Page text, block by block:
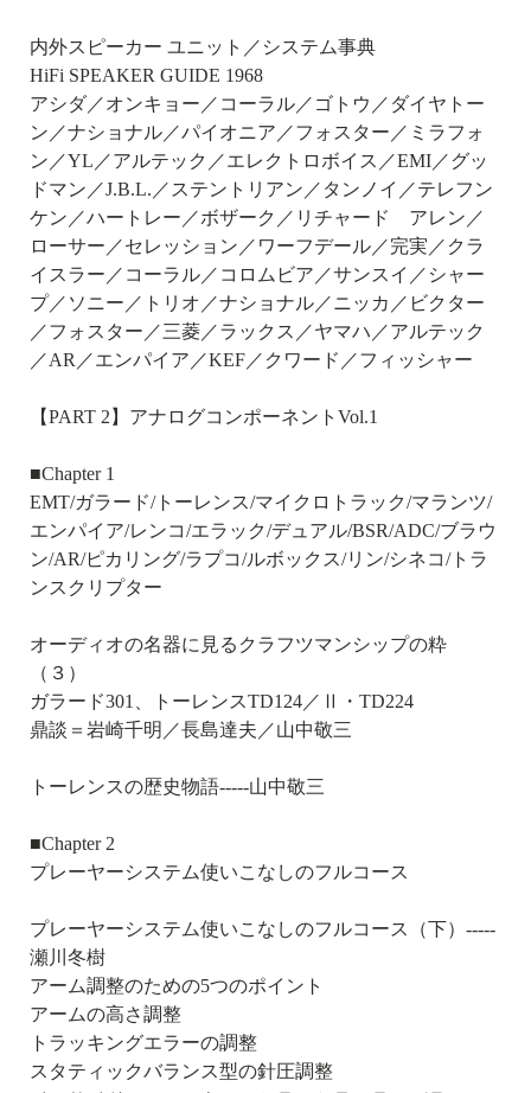
内外スピーカー ユニット／システム事典
HiFi SPEAKER GUIDE 1968
アシダ／オンキョー／コーラル／ゴトウ／ダイヤトー
ン／ナショナル／パイオニア／フォスター／ミラフォ
ン／YL／アルテック／エレクトロボイス／EMI／グッ
ドマン／J.B.L.／ステントリアン／タンノイ／テレフン
ケン／ハートレー／ボザーク／リチャード アレン／
ローサー／セレッション／ワーフデール／完実／クラ
イスラー／コーラル／コロムビア／サンスイ／シャー
プ／ソニー／トリオ／ナショナル／ニッカ／ビクター
／フォスター／三菱／ラックス／ヤマハ／アルテック
／AR／エンパイア／KEF／クワード／フィッシャー
【PART 2】アナログコンポーネントVol.1
■Chapter 1
EMT/ガラード/トーレンス/マイクロトラック/マランツ/
エンパイア/レンコ/エラック/デュアル/BSR/ADC/ブラウ
ン/AR/ピカリング/ラプコ/ルボックス/リン/シネコ/トラ
ンスクリプター
オーディオの名器に見るクラフツマンシップの粋
（３）
ガラード301、トーレンスTD124／Ⅱ・TD224
鼎談＝岩崎千明／長島達夫／山中敬三
トーレンスの歴史物語-----山中敬三
■Chapter 2
プレーヤーシステム使いこなしのフルコース
プレーヤーシステム使いこなしのフルコース（下）-----
瀬川冬樹
アーム調整のための5つのポイント
アームの高さ調整
トラッキングエラーの調整
スタティックバランス型の針圧調整